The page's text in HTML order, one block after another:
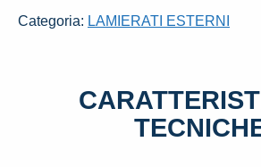
Categoria: LAMIERATI ESTERNI